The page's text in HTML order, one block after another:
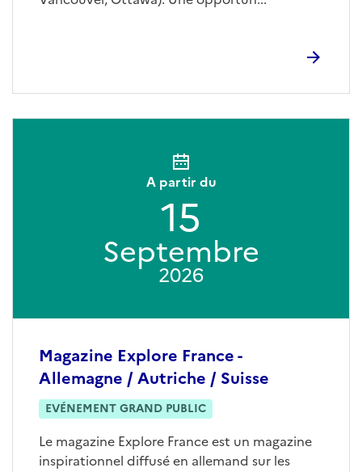
Magazine Explore France -
Allemagne / Autriche / Suisse
EVÉNEMENT GRAND PUBLIC
Le magazine Explore France est un magazine
inspirationnel diffusé en allemand sur les
A partir du
15
Septembre
2026